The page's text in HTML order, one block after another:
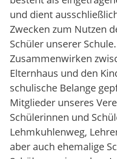
und dient
Zwecken zum Nutzen
Schüler unserer
Zusammenwirken
Elternhaus und den
schulische Belange
Mitglieder unseres
Schülerinnen und
Lehmkuhlenweg,
aber auch ehemalige